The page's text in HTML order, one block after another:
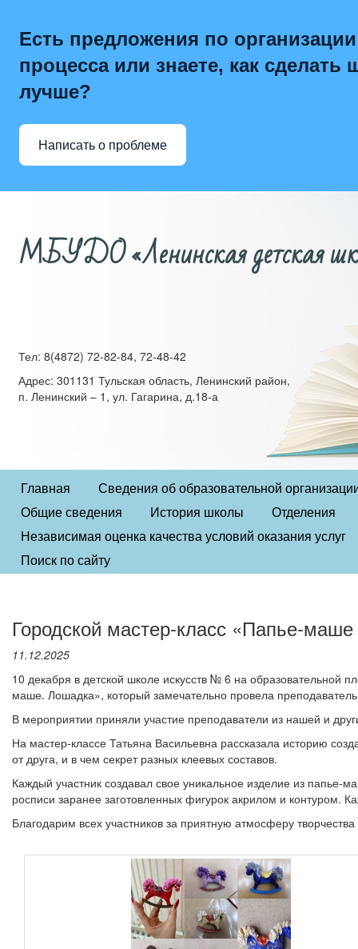
Есть предложения по
процесса или знаете, как сделать
лучше?
Написать о проблеме
МБУДО «Ленинская детская
Тел: 8(4872) 72-82-84, 72-48-42
Адрес: 301131 Тульская область, Ленинский район,
п. Ленинский – 1, ул. Гагарина, д.18-а
Главная
Сведения об образовательной
Общие сведения
История школы
Отделения
Независимая оценка качества условий оказания услуг
Поиск по сайту
Городской мастер-класс «Папье-маше
11.12.2025
10 декабря в детской школе искусств № 6 на образовательной
маше. Лошадка», который замечательно провела
В мероприятии приняли участие преподаватели из нашей и
На мастер-классе Татьяна Васильевна рассказала историю
от друга, и в чем секрет разных клеевых составов.
Каждый участник создавал свое уникальное изделие из папье-
росписи заранее заготовленных фигурок акрилом и контуром.
Благодарим всех участников за приятную атмосферу